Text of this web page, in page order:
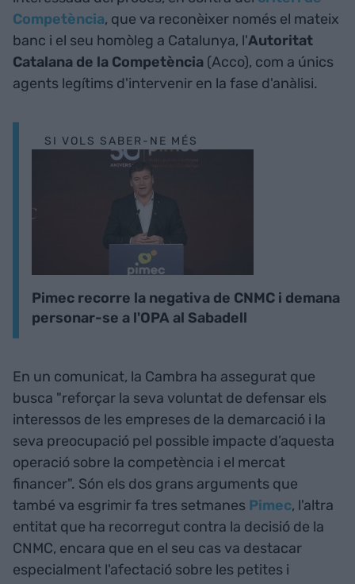
Competència, que va reconèixer només el mateix
banc i el seu homòleg a Catalunya, l'Autoritat
Catalana de la Competència (Acco), com a únics
agents legítims d'intervenir en la fase d'anàlisi.
SI VOLS SABER-NE MÉS
Pimec recorre la negativa de CNMC i demana
personar-se a l'OPA al Sabadell
En un comunicat, la Cambra ha assegurat que
busca "reforçar la seva voluntat de defensar els
interessos de les empreses de la demarcació i la
seva preocupació pel possible impacte d’aquesta
operació sobre la competència i el mercat
financer". Són els dos grans arguments que
també va esgrimir fa tres setmanes Pimec, l'altra
entitat que ha recorregut contra la decisió de la
CNMC, encara que en el seu cas va destacar
especialment l'afectació sobre les petites i